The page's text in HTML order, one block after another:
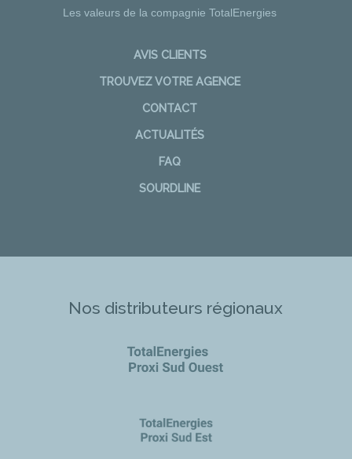
Les valeurs de la compagnie TotalEnergies
AVIS CLIENTS
TROUVEZ VOTRE AGENCE
CONTACT
ACTUALITÉS
FAQ
SOURDLINE
Nos distributeurs régionaux